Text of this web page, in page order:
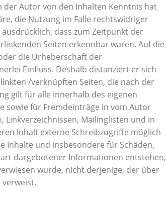
Autor von den Inhalten Kenntnis hat
die Nutzung im Falle rechtswidriger
dass zum Zeitpunkt der
Seiten erkennbar waren. Auf die
die Urheberschaft der
Einfluss. Deshalb distanziert er sich
/verknüpften Seiten, die nach der
gilt für alle innerhalb des eigenen
sowie für Fremdeinträge in vom Autor
Mailinglisten und in
Inhalt externe Schreibzugriffe möglich
Inhalte und insbesondere für Schäden,
dargebotener Informationen entstehen,
wurde, nicht derjenige, der über